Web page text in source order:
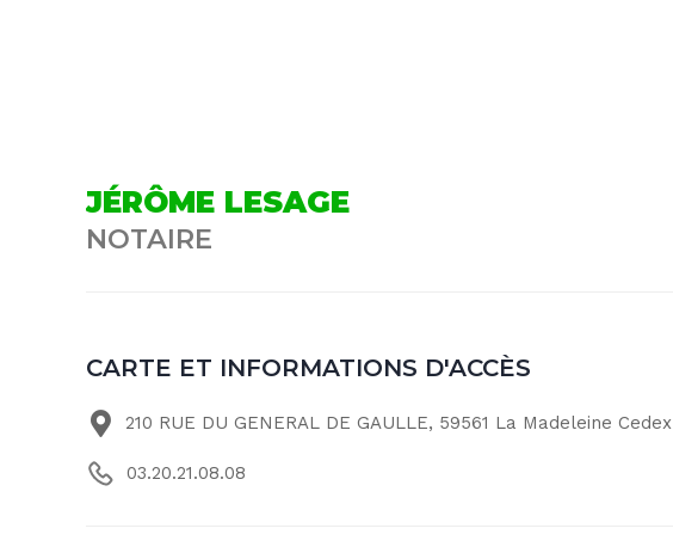
JÉRÔME LESAGE
NOTAIRE
CARTE ET INFORMATIONS D'ACCÈS
210 RUE DU GENERAL DE GAULLE, 59561 La Madeleine Cedex
03.20.21.08.08